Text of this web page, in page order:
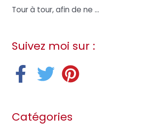
Tour à tour, afin de ne ...
Suivez moi sur :
Catégories